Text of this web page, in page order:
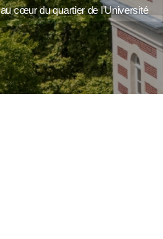
cœur du quartier de l’Université